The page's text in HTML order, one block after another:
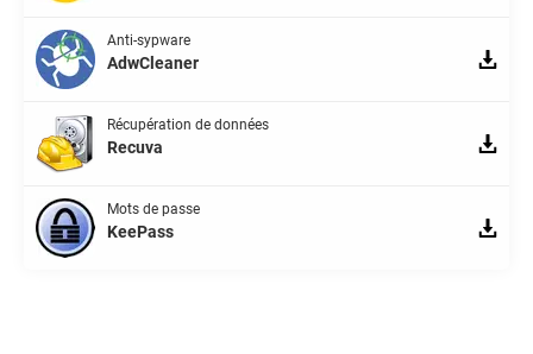
Anti-sypware
AdwCleaner
Récupération de données
Recuva
Mots de passe
KeePass